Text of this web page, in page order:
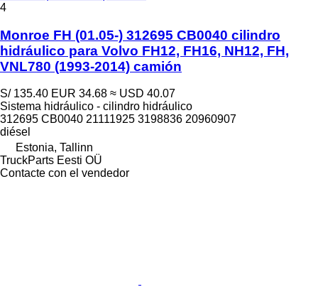
4
Monroe FH (01.05-) 312695 CB0040 cilindro
hidráulico para Volvo FH12, FH16, NH12, FH,
VNL780 (1993-2014) camión
S/ 135.40 EUR 34.68 ≈ USD 40.07
Sistema hidráulico - cilindro hidráulico
312695 CB0040 21111925 3198836 20960907
diésel
Estonia, Tallinn
TruckParts Eesti OÜ
Contacte con el vendedor